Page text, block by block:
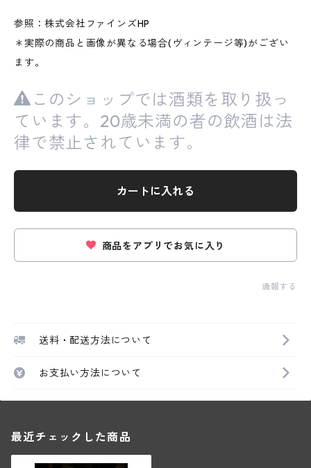
参照：株式会社ファインズHP
＊実際の商品と画像が異なる場合(ヴィンテージ等)がござい
ます。
このショップでは酒類を取り扱っ
ています。20歳未満の者の飲酒は法
律で禁止されています。
カートに入れる
商品をアプリでお気に入り
通報する
送料・配送方法について
お支払い方法について
最近チェックした商品